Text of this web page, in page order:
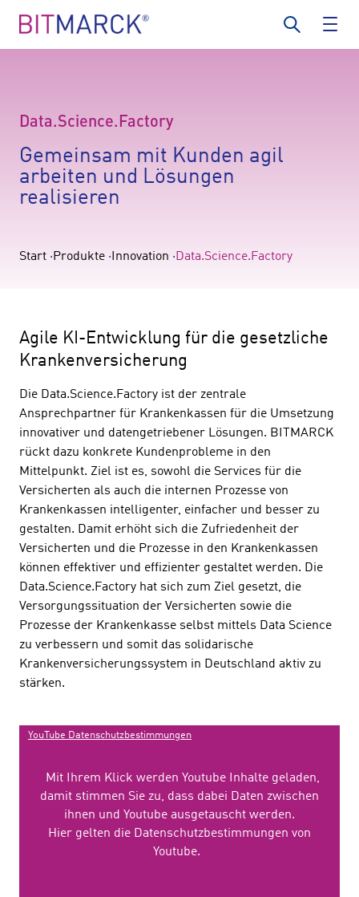
Data.Science.Factory
Gemeinsam mit Kunden agil
arbeiten und Lösungen
realisieren
Start Produkte Innovation Data.Science.Factory
Agile KI-Entwicklung für die gesetzliche
Krankenversicherung
Die Data.Science.Factory ist der zentrale
Ansprechpartner für Krankenkassen für die Umsetzung
innovativer und datengetriebener Lösungen. BITMARCK
rückt dazu konkrete Kundenprobleme in den
Mittelpunkt. Ziel ist es, sowohl die Services für die
Versicherten als auch die internen Prozesse von
Krankenkassen intelligenter, einfacher und besser zu
gestalten. Damit erhöht sich die Zufriedenheit der
Versicherten und die Prozesse in den Krankenkassen
können effektiver und effizienter gestaltet werden. Die
Data.Science.Factory hat sich zum Ziel gesetzt, die
Versorgungssituation der Versicherten sowie die
Prozesse der Krankenkasse selbst mittels Data Science
zu verbessern und somit das solidarische
Krankenversicherungssystem in Deutschland aktiv zu
stärken.
YouTube Datenschutzbestimmungen
Mit Ihrem Klick werden Youtube Inhalte geladen,
damit stimmen Sie zu, dass dabei Daten zwischen
ihnen und Youtube ausgetauscht werden.
Hier gelten die Datenschutzbestimmungen von
Youtube.